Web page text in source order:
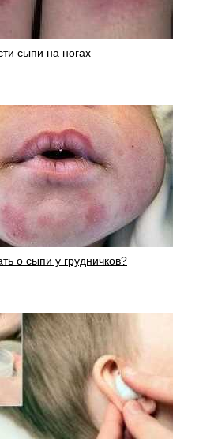
сыпи на ногах
о сыпи у грудничков?